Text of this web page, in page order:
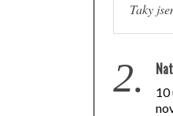
Taky
2.
10